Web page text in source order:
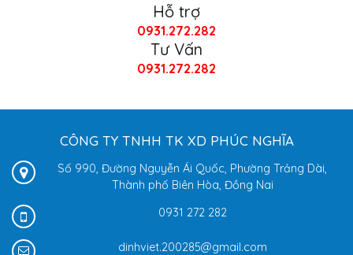
Hỗ trợ
0931.272.282
Tư Vấn
0931.272.282
CÔNG TY TNHH TK XD PHÚC NGHĨA
Số 990, Đường Nguyễn Ái Quốc, Phường Trảng Dài,
Thành phố Biên Hòa, Đồng Nai
0931 272 282
dinhviet.200285@gmail.com